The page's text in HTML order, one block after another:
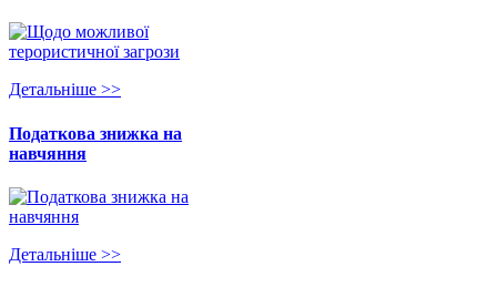
Детальнiше >>
Податкова знижка на
навчяння
Детальнiше >>